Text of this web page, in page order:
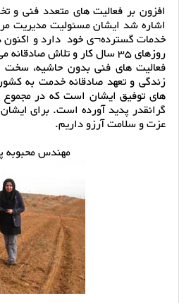
افزون بر فعالیت های متعدد فنی
اشاره شد ایشان مسئولیت مدیریت
خدمات گسترده¬ی خود دارد و
روزهای 35 سال کار و تلاش صادقانه می باشد.
فعالیت های فنی بدون حاشیه، سخت
زندگی و تعهد صادقانه خدمت به
های توفیق ایشان است که در
گرانقدر پدید آورده است. برای
عزت و سلامت آرزو داریم.
مهندس